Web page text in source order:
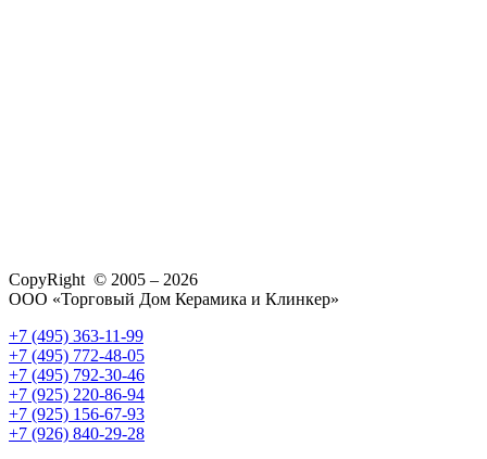
CopyRight © 2005 – 2026
ООО «Торговый Дом Керамика и Клинкер»
+7 (495) 363-11-99
+7 (495) 772-48-05
+7 (495) 792-30-46
+7 (925) 220-86-94
+7 (925) 156-67-93
+7 (926) 840-29-28